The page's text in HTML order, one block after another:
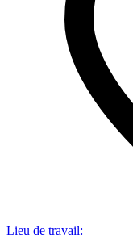
Lieu de travail: